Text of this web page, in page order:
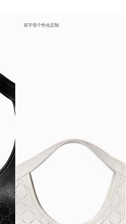
首字母个性化定制